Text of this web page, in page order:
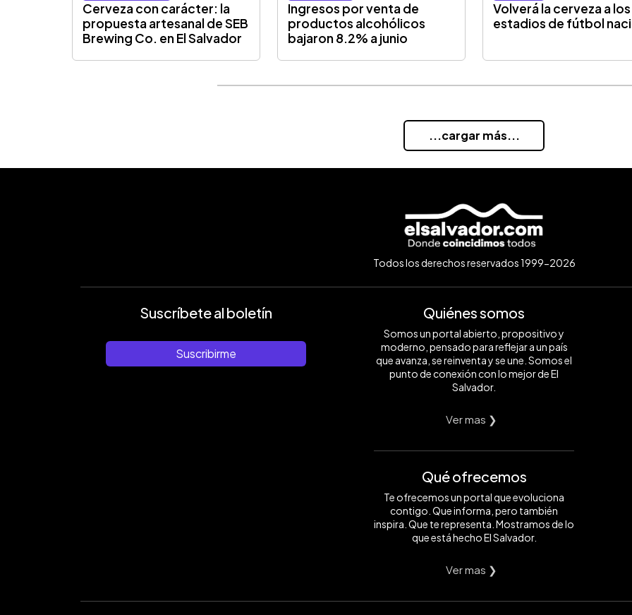
Cerveza con carácter: la
propuesta artesanal de SEB
Brewing Co. en El Salvador
Ingresos por venta de
productos alcohólicos
bajaron 8.2% a junio
Volverá la cerveza a los
estadios de fútbol
...cargar más...
Todos los derechos reservados 1999-2026
Suscríbete al boletín
Suscribirme
Quiénes somos
Somos un portal abierto, propositivo y
moderno, pensado para reflejar a un país
que avanza, se reinventa y se une. Somos el
punto de conexión con lo mejor de El
Salvador.
Ver mas ❯
Qué ofrecemos
Te ofrecemos un portal que evoluciona
contigo. Que informa, pero también
inspira. Que te representa. Mostramos de lo
que está hecho El Salvador.
Ver mas ❯